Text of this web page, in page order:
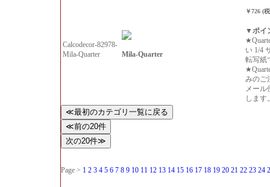
Calcodecor-82978-
Mila-Quarter
Mila-Quarter
￥726 (
▼ポイ
い 1/4
転写紙
みのご
メール
します
Page > 1 2 3 4 5 6 7 8 9 10 11 12 13 14 15 16 17 18 19 20 21 22 23 24